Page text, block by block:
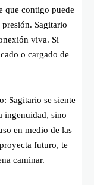
que contigo puede
Sagitario
viva. Si
o cargado de
Sagitario se siente
ingenuidad, sino
en medio de las
futuro, te
caminar.